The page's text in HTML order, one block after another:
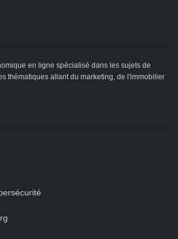
en ligne spécialisé dans les sujets de
thématiques allant du marketing, de l'immobilier